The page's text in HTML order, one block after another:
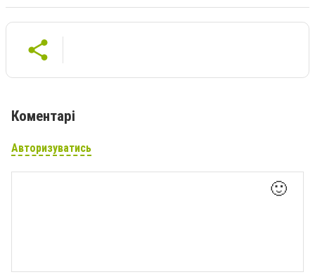
Коментарі
Авторизуватись
🙂